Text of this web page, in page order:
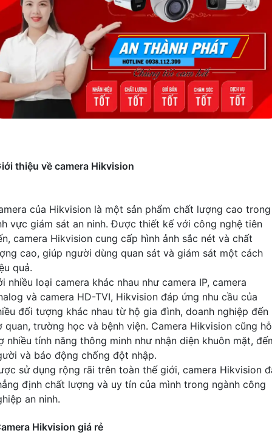
thiệu về camera Hikvision
của Hikvision là một sản phẩm chất lượng cao trong
vực giám sát an ninh. Được thiết kế với công nghệ tiên
camera Hikvision cung cấp hình ảnh sắc nét và chất
cao, giúp người dùng quan sát và giám sát một cách
quả.
nhiều loại camera khác nhau như camera IP, camera
và camera HD-TVI, Hikvision đáp ứng nhu cầu của
đối tượng khác nhau từ hộ gia đình, doanh nghiệp đến
quan, trường học và bệnh viện. Camera Hikvision cũng hỗ
nhiều tính năng thông minh như nhận diện khuôn mặt,
và báo động chống đột nhập.
sử dụng rộng rãi trên toàn thế giới, camera Hikvision
định chất lượng và uy tín của mình trong ngành công
an ninh.
Hikvision giá rẻ